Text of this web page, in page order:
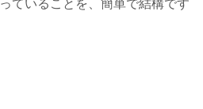
ていることを、簡単で結構です